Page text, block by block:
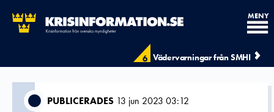
6 Vädervarningar från SMHI
MENY
PUBLICERADES 13 jun 2023 03:12